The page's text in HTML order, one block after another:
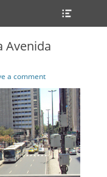
Avenida
a comment